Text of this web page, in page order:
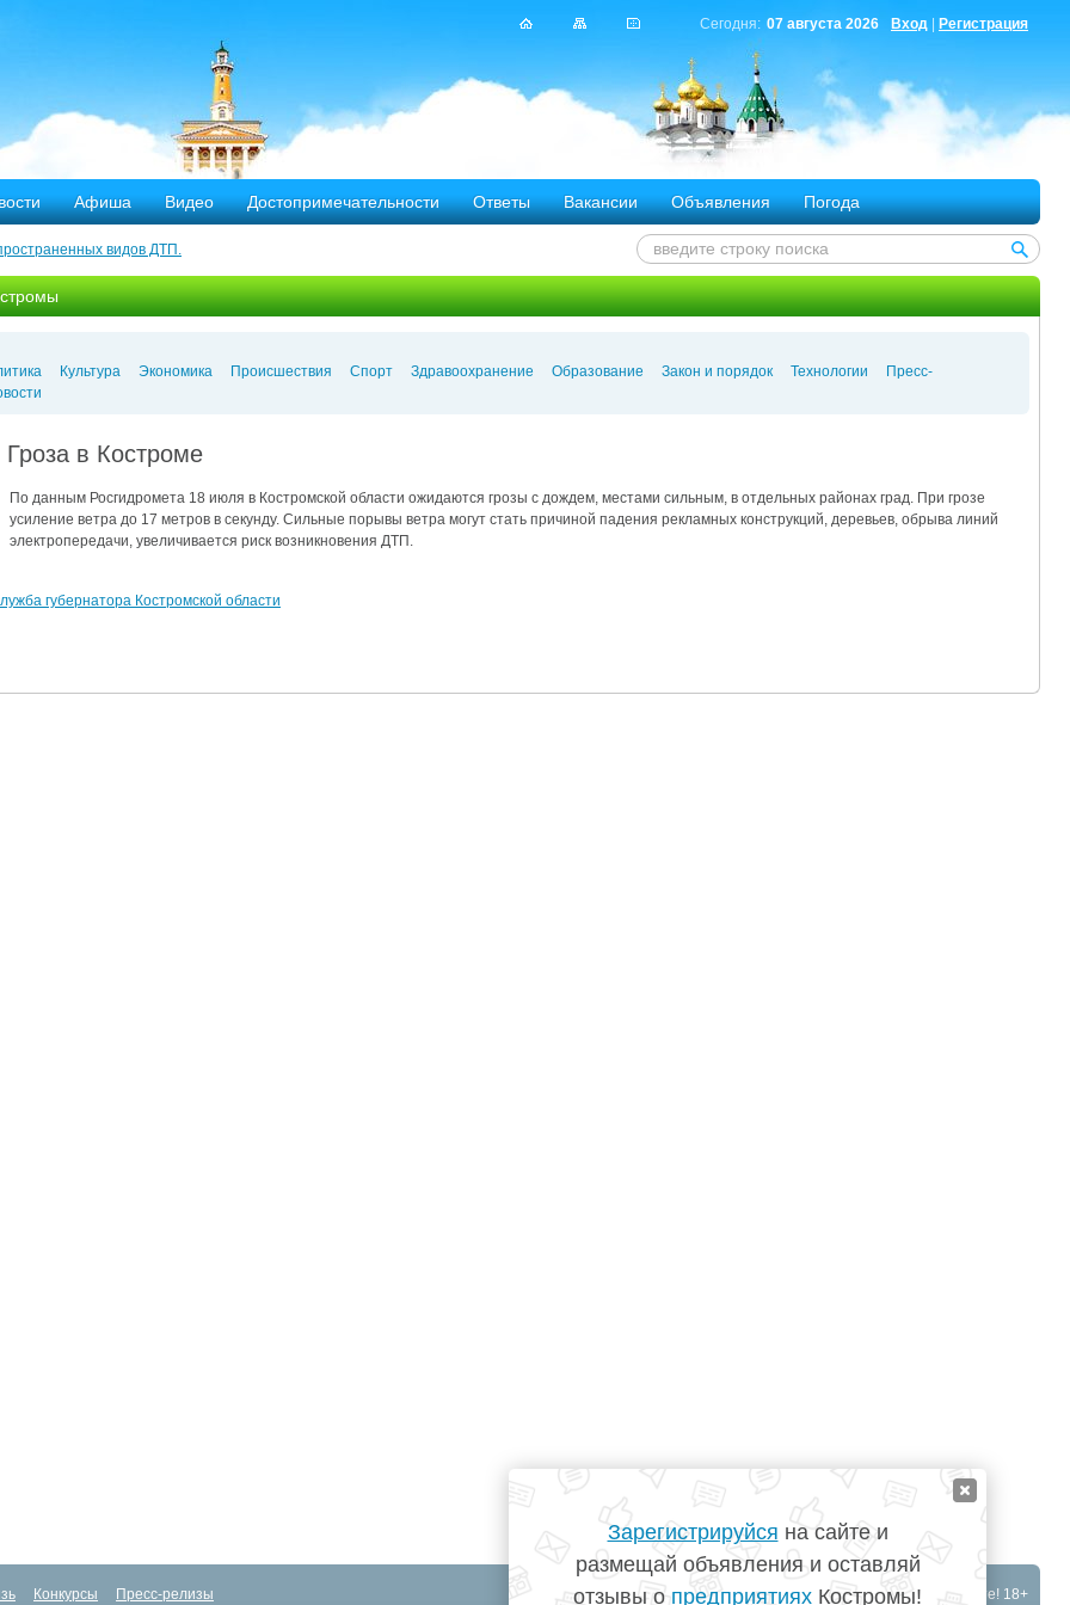
Вход Регистрация
Сегодня: 07 августа 2026
Афиша Видео Достопримечательности Ответы Вакансии Объявления Погода
видов ДТП.
дорог
аварии на Чернобыльской АЭС
в Кострому.
оштрафовано 20 человек
2014
Культура Экономика Происшествия Спорт Здравоохранение Образование Закон и порядок Технологии
Пресс-
Гроза в Костроме
По данным Росгидромета 18 июля в Костромской области ожидаются грозы с дождем, местами сильным, в отдельных районах град. При грозе
усиление ветра до 17 метров в секунду. Сильные порывы ветра могут стать причиной падения рекламных конструкций, деревьев, обрыва линий
электропередачи, увеличивается риск возникновения ДТП.
губернатора Костромской области
©TopKostroma.ru- Кострома на одном сайте! 18+
Конкурсы Пресс-релизы
Зарегистрируйся на сайте и
размещай объявления и оставляй
отзывы о предприятиях Костромы!